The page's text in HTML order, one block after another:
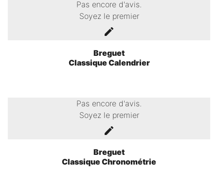
Pas encore d'avis.
Soyez le premier
Breguet
Classique Calendrier
Pas encore d'avis.
Soyez le premier
Breguet
Classique Chronométrie